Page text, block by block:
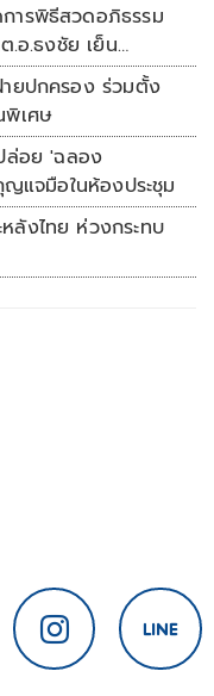
ารพิธีสวดอภิธรรม
.อ.ธงชัย เย็น
ยปกครอง ร่วมตั้ง
พิเศษ
ล่อย 'ฉลอง
ญแจมือในห้องประชุม
ลังไทย ห่วงกระทบ